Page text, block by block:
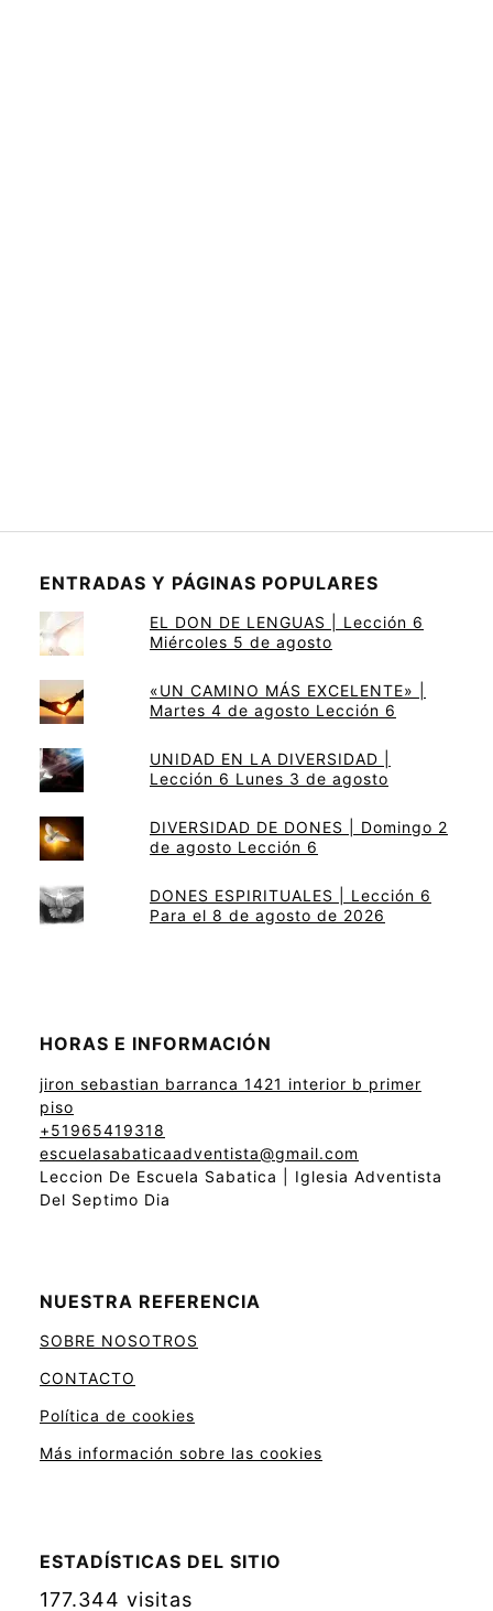
ENTRADAS Y PÁGINAS POPULARES
EL DON DE LENGUAS | Lección 6
Miércoles 5 de agosto
«UN CAMINO MÁS EXCELENTE» |
Martes 4 de agosto Lección 6
UNIDAD EN LA DIVERSIDAD |
Lección 6 Lunes 3 de agosto
DIVERSIDAD DE DONES | Domingo 2
de agosto Lección 6
DONES ESPIRITUALES | Lección 6
Para el 8 de agosto de 2026
HORAS E INFORMACIÓN
jiron sebastian barranca 1421 interior b primer
piso
+51965419318
escuelasabaticaadventista@gmail.com
Leccion De Escuela Sabatica | Iglesia Adventista
Del Septimo Dia
NUESTRA REFERENCIA
SOBRE NOSOTROS
CONTACTO
Política de cookies
Más información sobre las cookies
ESTADÍSTICAS DEL SITIO
177.344 visitas